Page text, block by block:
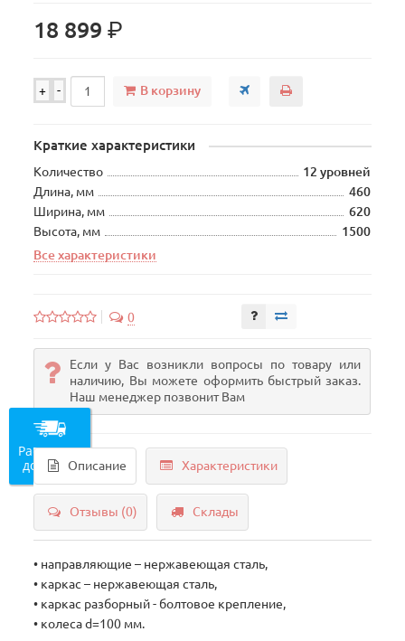
18 899р.
+ - В корзину
Краткие характеристики
Количество
12 уровней
Длина, мм
460
Ширина, мм
620
Высота, мм
1500
Все характеристики
0
Если у Вас возникли вопросы по товару или
наличию, Вы можете оформить быстрый заказ.
Наш менеджер позвонит Вам
Описание Характеристики
Отзывы (0) Склады
• направляющие – нержавеющая сталь,
• каркас – нержавеющая сталь,
• каркас разборный - болтовое крепление,
• колеса d=100 мм.
Рассчитать
доставку